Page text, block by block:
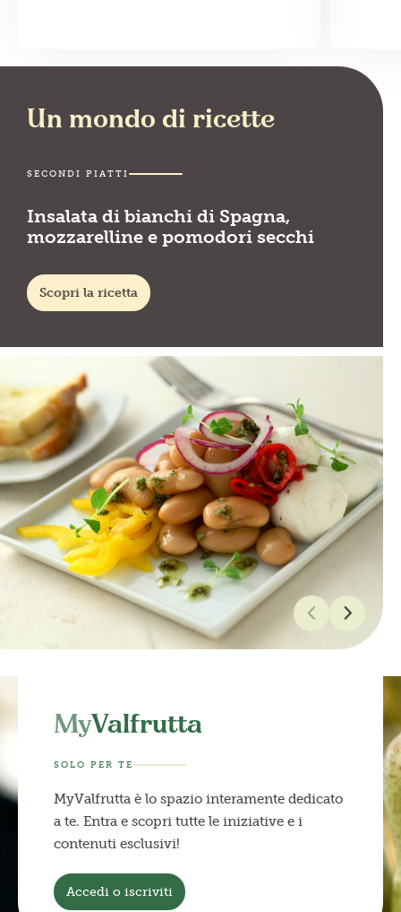
Un mondo di ricette
SECONDI PIATTI
Insalata di bianchi di Spagna,
mozzarelline e pomodori secchi
Scopri la ricetta
MyValfrutta
SOLO PER TE
MyValfrutta è lo spazio interamente dedicato
a te. Entra e scopri tutte le iniziative e i
contenuti esclusivi!
Accedi o iscriviti